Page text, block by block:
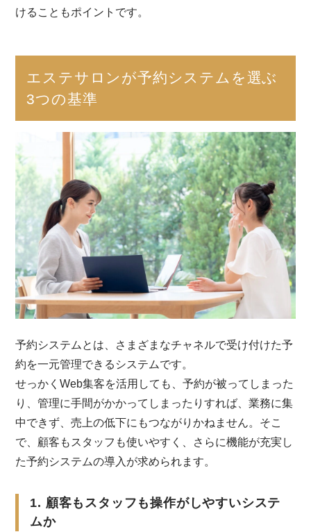
けることもポイントです。
エステサロンが予約システムを選ぶ
3つの基準
予約システムとは、さまざまなチャネルで受け付けた予
約を一元管理できるシステムです。
せっかくWeb集客を活用しても、予約が被ってしまった
り、管理に手間がかかってしまったりすれば、業務に集
中できず、売上の低下にもつながりかねません。そこ
で、顧客もスタッフも使いやすく、さらに機能が充実し
た予約システムの導入が求められます。
1. 顧客もスタッフも操作がしやすいシステ
ムか